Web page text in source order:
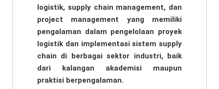
logistik, supply chain management, dan
project management yang memiliki
pengalaman dalam pengelolaan proyek
logistik dan implementasi sistem supply
chain di berbagai sektor industri, baik
dari kalangan akademisi maupun
praktisi berpengalaman.